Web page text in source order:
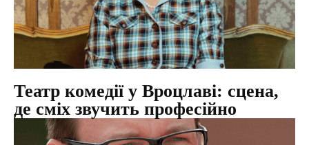
Театр комедії у Вроцлаві: сцена,
де сміх звучить професійно